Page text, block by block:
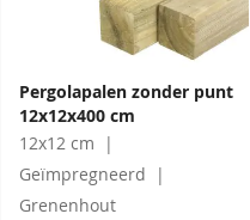
Pergolapalen zonder punt
12x12x400 cm
12x12 cm
Geïmpregneerd
Grenenhout